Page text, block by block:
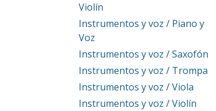
Violín
Instrumentos y voz / Piano y
Voz
Instrumentos y voz / Saxofón
Instrumentos y voz / Trompa
Instrumentos y voz / Viola
Instrumentos y voz / Violín